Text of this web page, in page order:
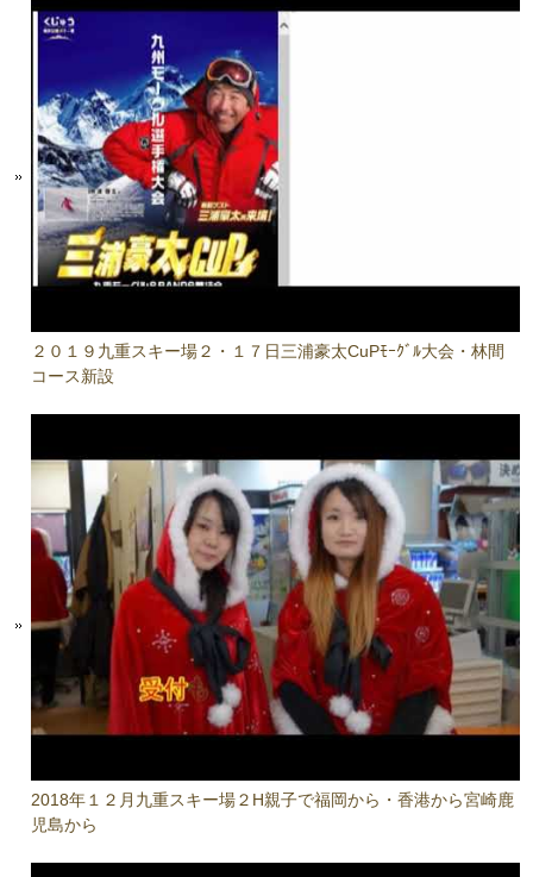
２０１９九重スキー場２・１７日三浦豪太CuPﾓｰｸﾞﾙ大会・林間
コース新設
2018年１２月九重スキー場２H親子で福岡から・香港から宮崎鹿
児島から